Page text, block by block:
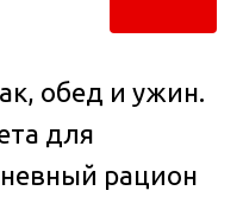
обед и ужин.
для
рацион